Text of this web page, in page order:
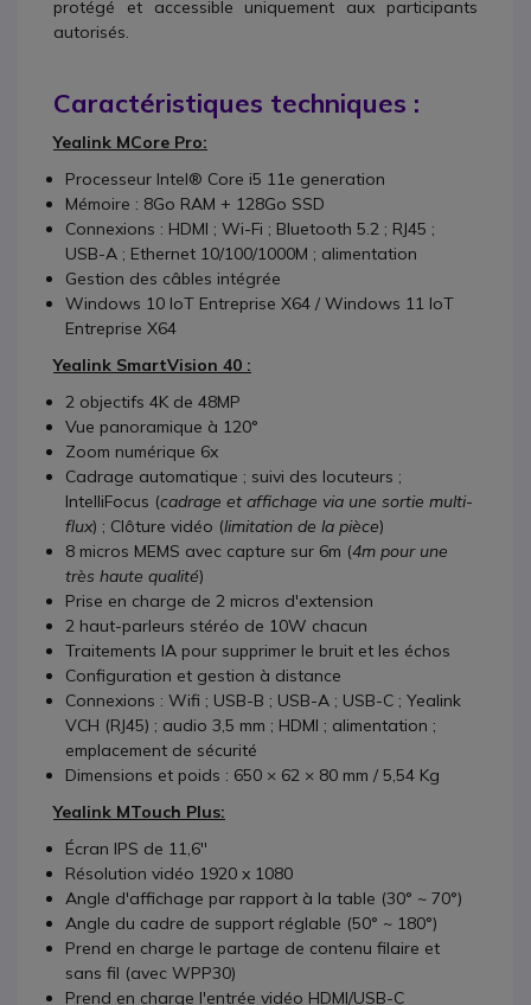
protégé et accessible uniquement aux participants
autorisés.
Caractéristiques techniques :
Yealink MCore Pro:
Processeur Intel® Core i5 11e generation
Mémoire : 8Go RAM + 128Go SSD
Connexions : HDMI ; Wi-Fi ; Bluetooth 5.2 ; RJ45 ;
USB-A ; Ethernet 10/100/1000M ; alimentation
Gestion des câbles intégrée
Windows 10 IoT Entreprise X64 / Windows 11 IoT
Entreprise X64
Yealink SmartVision 40 :
2 objectifs 4K de 48MP
Vue panoramique à 120°
Zoom numérique 6x
Cadrage automatique ; suivi des locuteurs ;
IntelliFocus (cadrage et affichage via une sortie multi-
flux) ; Clôture vidéo (limitation de la pièce)
8 micros MEMS avec capture sur 6m (4m pour une
très haute qualité)
Prise en charge de 2 micros d'extension
2 haut-parleurs stéréo de 10W chacun
Traitements IA pour supprimer le bruit et les échos
Configuration et gestion à distance
Connexions : Wifi ; USB-B ; USB-A ; USB-C ; Yealink
VCH (RJ45) ; audio 3,5 mm ; HDMI ; alimentation ;
emplacement de sécurité
Dimensions et poids : 650 × 62 × 80 mm / 5,54 Kg
Yealink MTouch Plus:
Écran IPS de 11,6''
Résolution vidéo 1920 x 1080
Angle d'affichage par rapport à la table (30° ~ 70°)
Angle du cadre de support réglable (50° ~ 180°)
Prend en charge le partage de contenu filaire et
sans fil (avec WPP30)
Prend en charge l'entrée vidéo HDMI/USB-C